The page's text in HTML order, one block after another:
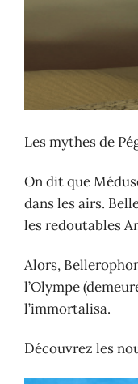
Les mythes de
On dit que
dans les airs.
les redoutables
Alors,
l’Olympe
l’immortalisa.
Découvrez les